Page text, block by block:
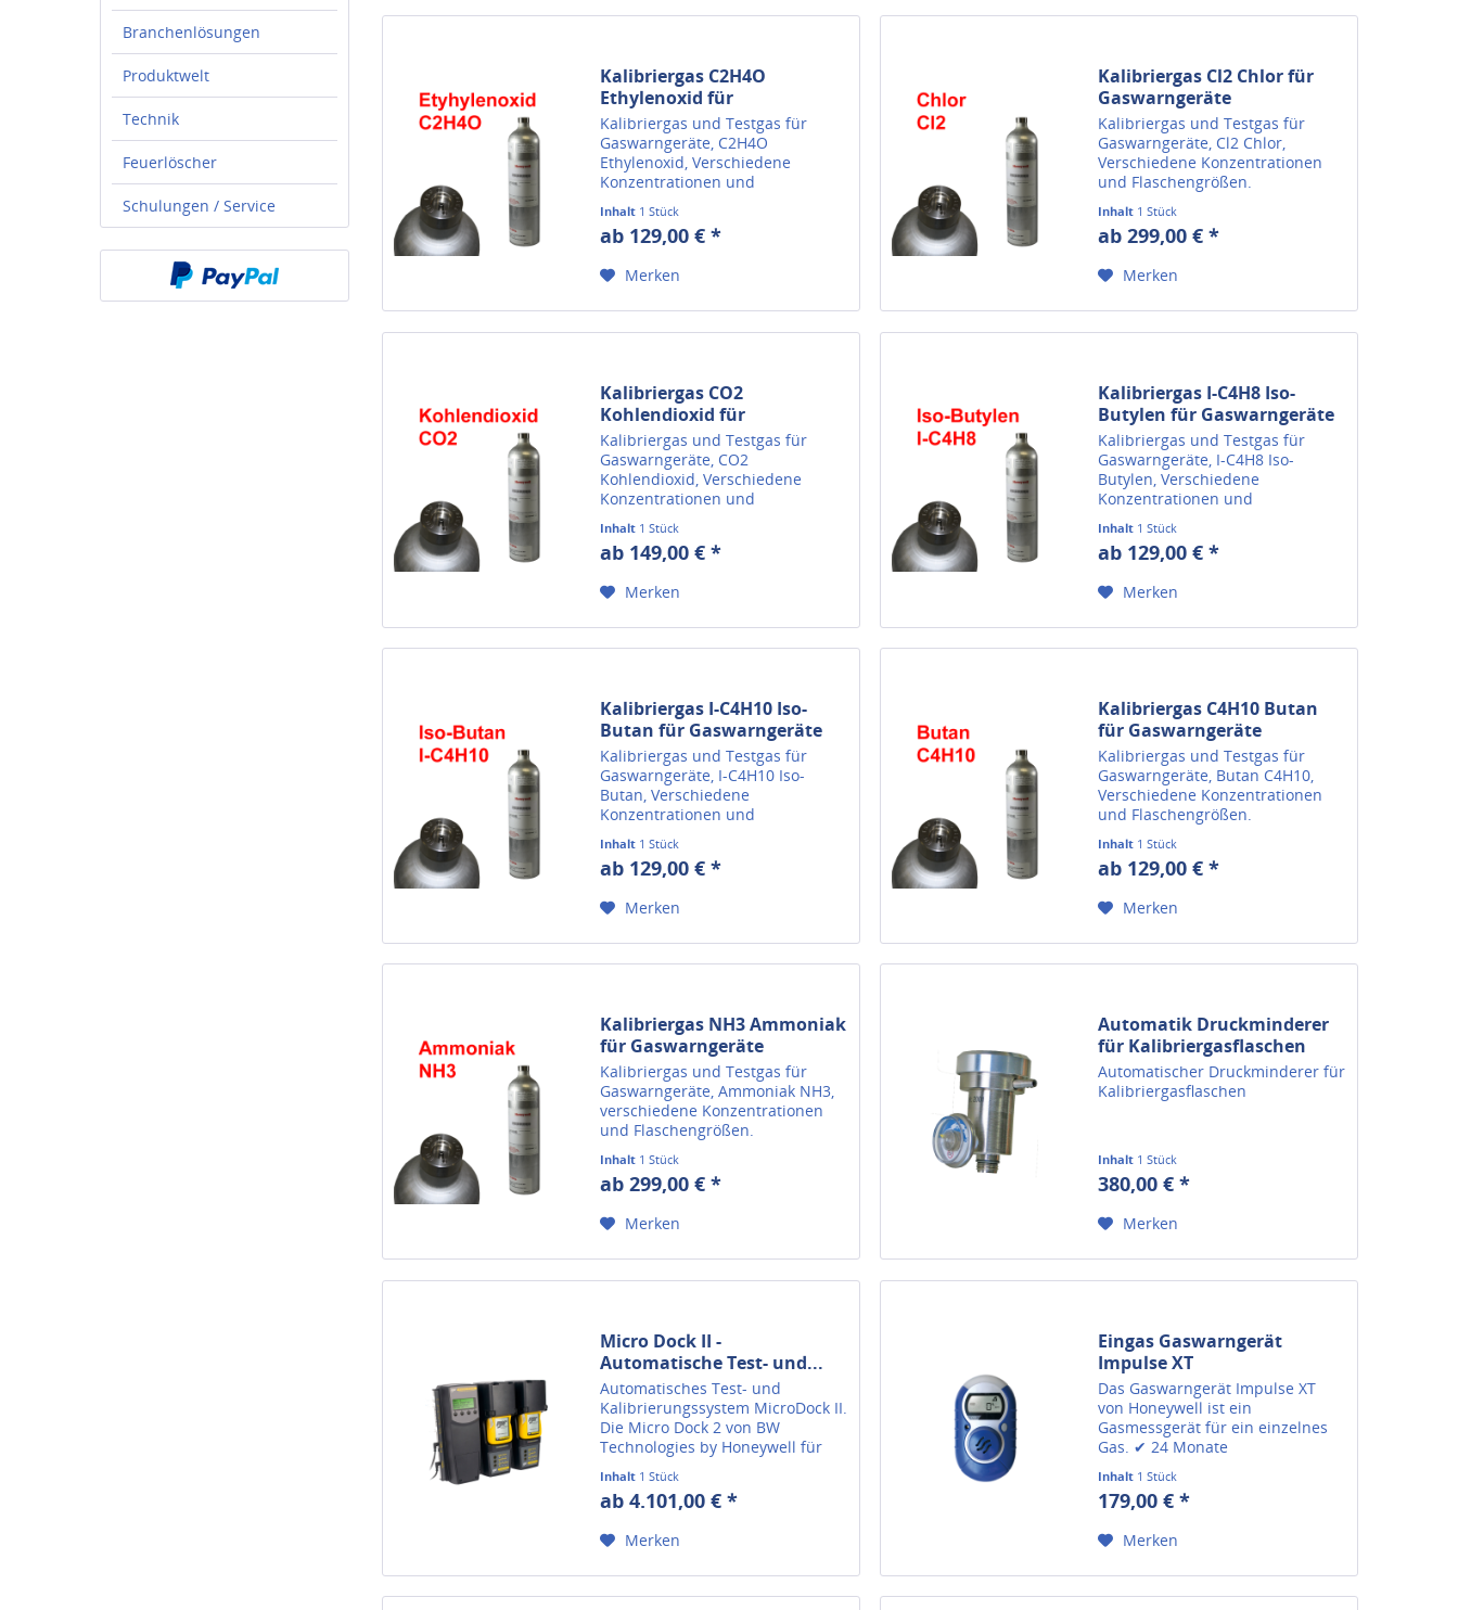
Branchenlösungen
Produktwelt
Technik
Feuerlöscher
Schulungen / Service
Kalibriergas C2H4O
Ethylenoxid für
Gaswarngeräte
Kalibriergas und Testgas für
Gaswarngeräte, C2H4O
Ethylenoxid, Verschiedene
Konzentrationen und
Flaschengrößen.
Inhalt 1 Stück
ab 129,00 € *
Merken
Kalibriergas Cl2 Chlor für
Gaswarngeräte
Kalibriergas und Testgas für
Gaswarngeräte, Cl2 Chlor,
Verschiedene Konzentrationen
und Flaschengrößen.
Inhalt 1 Stück
ab 299,00 € *
Merken
Kalibriergas CO2
Kohlendioxid für
Gaswarngeräte
Kalibriergas und Testgas für
Gaswarngeräte, CO2
Kohlendioxid, Verschiedene
Konzentrationen und
Inhalt 1 Stück
ab 149,00 € *
Merken
Kalibriergas I-C4H8 Iso-
Butylen für Gaswarngeräte
Kalibriergas und Testgas für
Gaswarngeräte, I-C4H8 Iso-
Butylen, Verschiedene
Konzentrationen und
Inhalt 1 Stück
ab 129,00 € *
Merken
Kalibriergas I-C4H10 Iso-
Butan für Gaswarngeräte
Kalibriergas und Testgas für
Gaswarngeräte, I-C4H10 Iso-
Butan, Verschiedene
Konzentrationen und
Flaschengrößen.
Inhalt 1 Stück
ab 129,00 € *
Merken
Kalibriergas C4H10 Butan
für Gaswarngeräte
Kalibriergas und Testgas für
Gaswarngeräte, Butan C4H10,
Verschiedene Konzentrationen
und Flaschengrößen.
Inhalt 1 Stück
ab 129,00 € *
Merken
Kalibriergas NH3 Ammoniak
für Gaswarngeräte
Kalibriergas und Testgas für
Gaswarngeräte, Ammoniak NH3,
verschiedene Konzentrationen
und Flaschengrößen.
Inhalt 1 Stück
ab 299,00 € *
Merken
Automatik Druckminderer
für Kalibriergasflaschen
Automatischer Druckminderer für
Kalibriergasflaschen
Inhalt 1 Stück
380,00 € *
Merken
Micro Dock II -
Automatische Test- und...
Automatisches Test- und
Kalibrierungssystem MicroDock II.
Die Micro Dock 2 von BW
Technologies by Honeywell für
kaufen.
Inhalt 1 Stück
ab 4.101,00 € *
Merken
Eingas Gaswarngerät
Impulse XT
Das Gaswarngerät Impulse XT
von Honeywell ist ein
Gasmessgerät für ein einzelnes
Gas. ✔ 24 Monate
Bedienung ✔ wirtschaftlich.
Inhalt 1 Stück
179,00 € *
Merken